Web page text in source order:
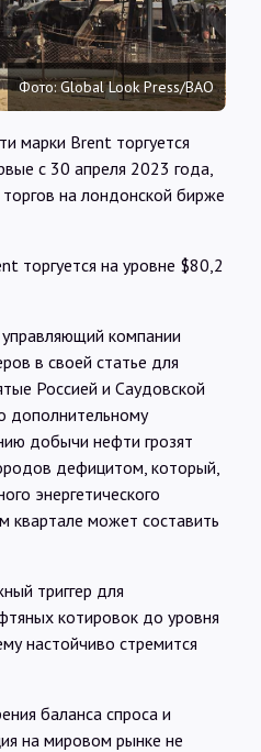
Фото: Global Look Press/BAO
марки Brent торгуется
с 30 апреля 2023 года,
на лондонской бирже
торгуется на уровне $80,2
компании
в своей статье для
Россией и Саудовской
дополнительному
добычи нефти грозят
дефицитом, который,
энергетического
квартале может составить
триггер для
котировок до уровня
настойчиво стремится
баланса спроса и
на мировом рынке не